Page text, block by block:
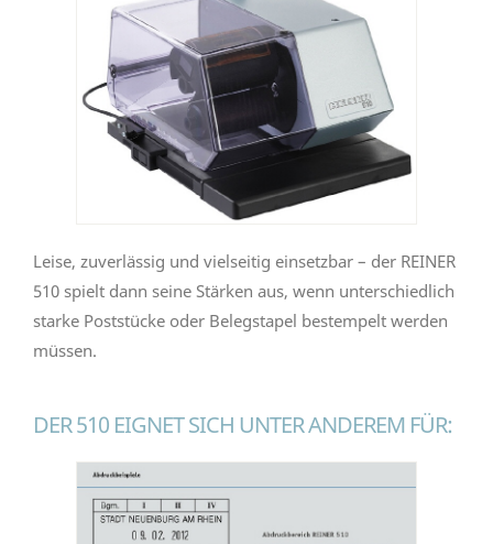
Leise, zuverlässig und vielseitig einsetzbar – der REINER
510 spielt dann seine Stärken aus, wenn unterschiedlich
starke Poststücke oder Belegstapel bestempelt werden
müssen.
DER 510 EIGNET SICH UNTER ANDEREM FÜR: